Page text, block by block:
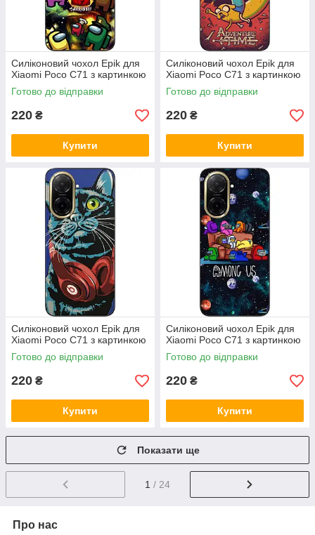
Силіконовий чохол Epik для
Xiaomi Poco C71 з картинкою
Готово до відправки
220 ₴
Купити
Силіконовий чохол Epik для
Xiaomi Poco C71 з картинкою
Готово до відправки
220 ₴
Купити
Силіконовий чохол Epik для
Xiaomi Poco C71 з картинкою
Готово до відправки
220 ₴
Купити
Силіконовий чохол Epik для
Xiaomi Poco C71 з картинкою
Готово до відправки
220 ₴
Купити
Показати ще
1 / 24
Про нас